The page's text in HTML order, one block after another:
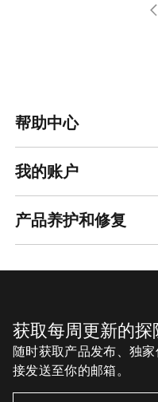
帮助中心
我的账户
产品养护和修复
获取每周更新的探
随时获取产品发布、独
接发送至你的邮箱。